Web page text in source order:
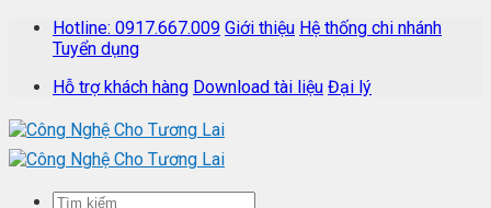
Skip
Hotline: 0917.667.009 Giới thiệu Hệ thống chi nhánh
Tuyển dụng
Hỗ trợ khách hàng Download tài liệu Đại lý